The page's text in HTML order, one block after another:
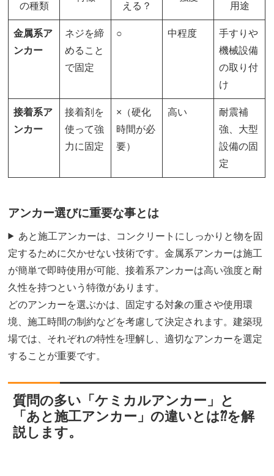
の種類
える？
用途
金属系ア
ンカー
ネジを締
めること
で固定
○ 中程度
手すりや
機械設備
の取り付
け
接着系ア
ンカー
接着剤を
使って強
力に固定
×（硬化
時間が必
要）
高い
耐震補
強、大型
設備の固
定
アンカー選びに重要な事とは
あと施工アンカーは、コンクリートにしっかりと物を固
定するために欠かせない技術です。金属系アンカーは施工
が簡単で即時使用が可能、接着系アンカーは高い強度と耐
久性を持つという特徴があります。
どのアンカーを選ぶかは、固定する対象の重さや使用環
境、施工時間の制約などを考慮して決定されます。建築現
場では、それぞれの特性を理解し、適切なアンカーを選定
することが重要です。
質問の多い「ケミカルアンカー」と
「あと施工アンカー」の違いとは⁇を解
説します。